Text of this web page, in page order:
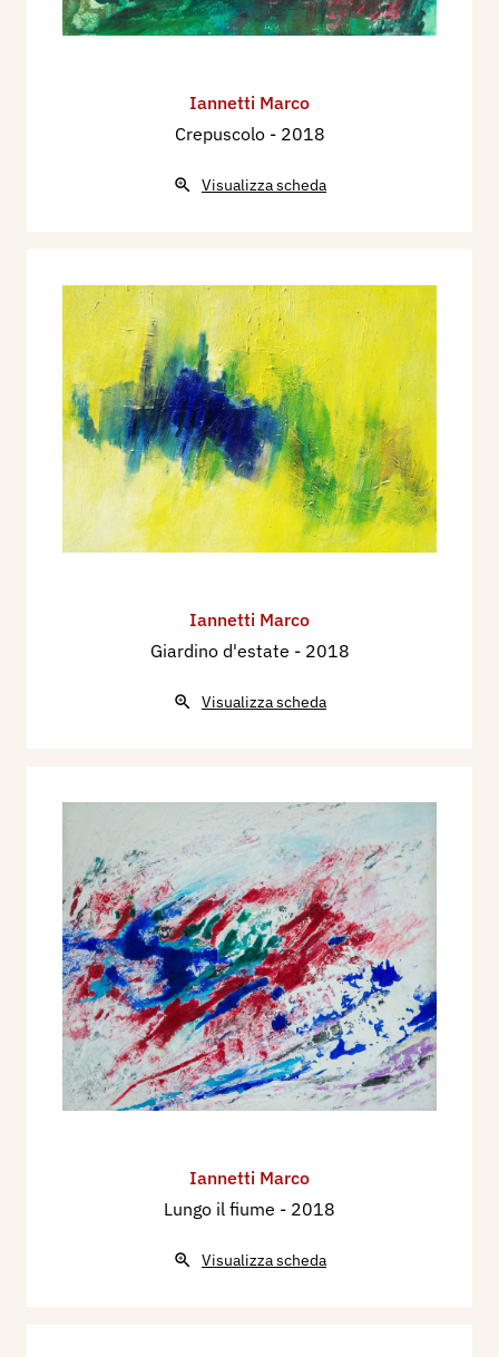
Iannetti Marco
Crepuscolo - 2018
Visualizza scheda
Iannetti Marco
Giardino d'estate - 2018
Visualizza scheda
Iannetti Marco
Lungo il fiume - 2018
Visualizza scheda